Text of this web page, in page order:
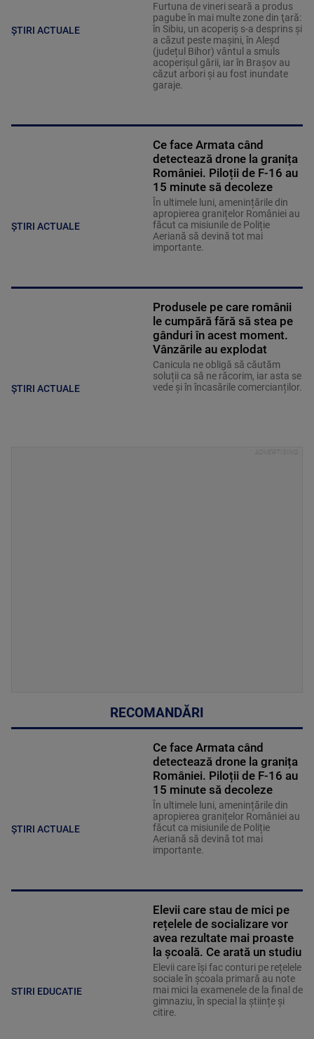
ȘTIRI ACTUALE
Furtuna de vineri seară a produs
pagube în mai multe zone din ţară:
în Sibiu, un acoperiş s-a desprins și
a căzut peste maşini, în Aleşd
(județul Bihor) vântul a smuls
acoperişul gării, iar în Braşov au
căzut arbori şi au fost inundate
garaje.
ȘTIRI ACTUALE
Ce face Armata când
detectează drone la granița
României. Piloții de F-16 au
15 minute să decoleze
În ultimele luni, amenințările din
apropierea granițelor României au
făcut ca misiunile de Poliție
Aeriană să devină tot mai
importante.
ȘTIRI ACTUALE
Produsele pe care românii
le cumpără fără să stea pe
gânduri în acest moment.
Vânzările au explodat
Canicula ne obligă să căutăm
soluții ca să ne răcorim, iar asta se
vede și în încasările comercianților.
RECOMANDĂRI
ȘTIRI ACTUALE
Ce face Armata când
detectează drone la granița
României. Piloții de F-16 au
15 minute să decoleze
În ultimele luni, amenințările din
apropierea granițelor României au
făcut ca misiunile de Poliție
Aeriană să devină tot mai
importante.
STIRI EDUCATIE
Elevii care stau de mici pe
rețelele de socializare vor
avea rezultate mai proaste
la școală. Ce arată un studiu
Elevii care îşi fac conturi pe rețelele
sociale în școala primară au note
mai mici la examenele de la final de
gimnaziu, în special la științe și
citire.